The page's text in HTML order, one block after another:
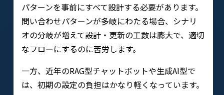
パターンを事前にすべて設計する必要があります。
問い合わせパターンが多岐にわたる場合、シナリ
オの分岐が増えて設計・更新の工数は膨大で、適切
なフローにするのに苦労します。
一方、近年のRAG型チャットボットや生成AI型で
は、初期の設定の負担はかなり軽くなっています。